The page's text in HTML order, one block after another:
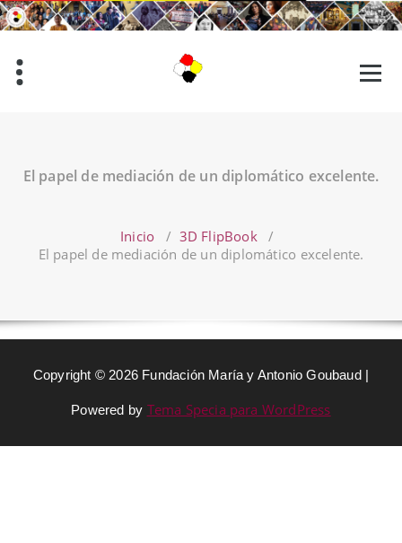
Saltar
al
El papel de mediación de un diplomático excelente.
Inicio / 3D FlipBook /
El papel de mediación de un diplomático excelente.
Copyright © 2026 Fundación María y Antonio Goubaud |
Powered by Tema Specia para WordPress